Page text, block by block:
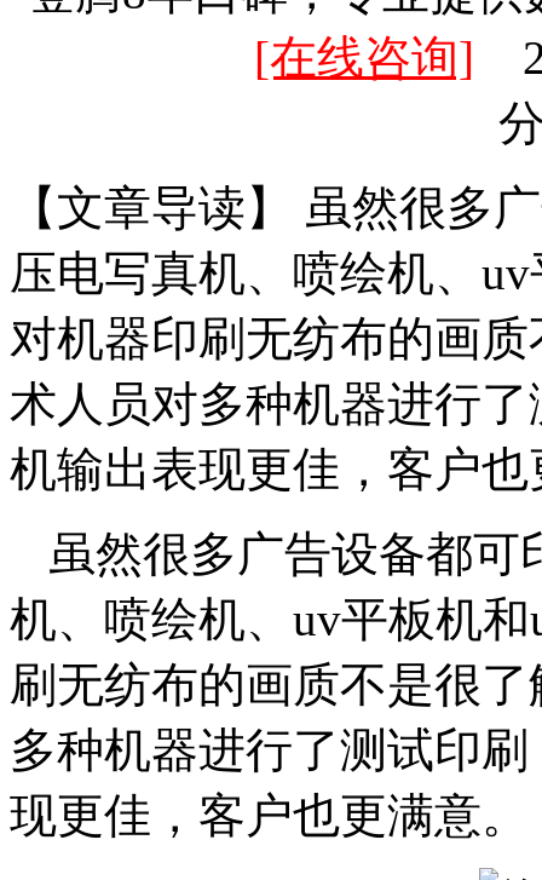
[在线咨询]
【文章导读】 虽然很多
压电写真机、喷绘机、
对机器印刷无纺布的画
术人员对多种机器进行
机输出表现更佳，客户
虽然很多广告设备都
机、喷绘机、uv平板机
刷无纺布的画质不是很
多种机器进行了测试印
现更佳，客户也更满意。